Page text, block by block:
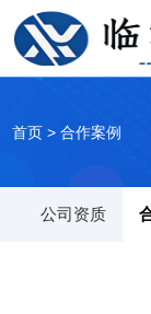
首页 >合作案例
公司资质